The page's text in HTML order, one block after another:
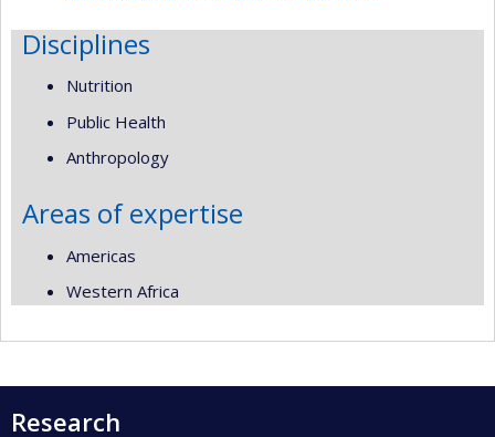
Disciplines
Nutrition
Public Health
Anthropology
Areas of expertise
Americas
Western Africa
Research